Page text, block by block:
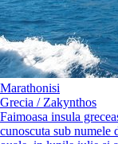
Marathonisi
Grecia / Zakynthos
Faimoasa insula
cunoscuta sub numele